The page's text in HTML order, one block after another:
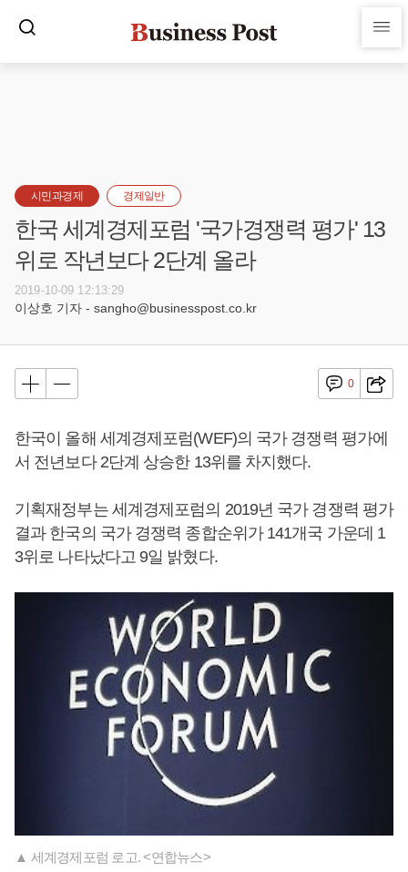
시민과경제 경제일반
한국 세계경제포럼 '국가경쟁력 평가' 13
위로 작년보다 2단계 올라
2019-10-09 12:13:29
이상호 기자 - sangho@businesspost.co.kr
0
한국이 올해 세계경제포럼(WEF)의 국가 경쟁력 평가에
서 전년보다 2단계 상승한 13위를 차지했다.
기획재정부는 세계경제포럼의 2019년 국가 경쟁력 평가
결과 한국의 국가 경쟁력 종합순위가 141개국 가운데 1
3위로 나타났다고 9일 밝혔다.
▲ 세계경제포럼 로고. <연합뉴스>